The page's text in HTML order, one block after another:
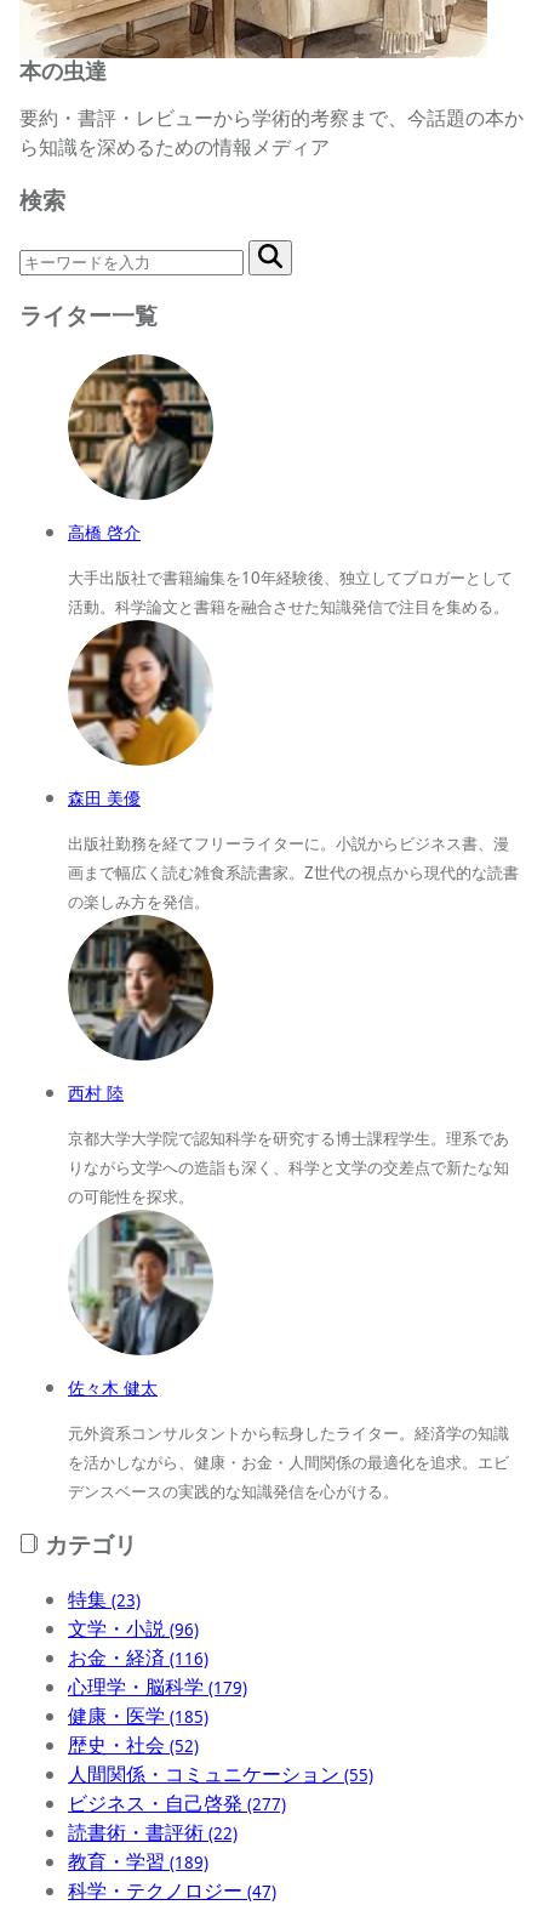
本の虫達
要約・書評・レビューから学術的考察まで、今話題の本か
ら知識を深めるための情報メディア
検索
ライター一覧
高橋 啓介
大手出版社で書籍編集を10年経験後、独立してブロガーとして
活動。科学論文と書籍を融合させた知識発信で注目を集める。
森田 美優
出版社勤務を経てフリーライターに。小説からビジネス書、漫
画まで幅広く読む雑食系読書家。Z世代の視点から現代的な読書
の楽しみ方を発信。
西村 陸
京都大学大学院で認知科学を研究する博士課程学生。理系であ
りながら文学への造詣も深く、科学と文学の交差点で新たな知
の可能性を探求。
佐々木 健太
元外資系コンサルタントから転身したライター。経済学の知識
を活かしながら、健康・お金・人間関係の最適化を追求。エビ
デンスベースの実践的な知識発信を心がける。
カテゴリ
特集 (23)
文学・小説 (96)
お金・経済 (116)
心理学・脳科学 (179)
健康・医学 (185)
歴史・社会 (52)
人間関係・コミュニケーション (55)
ビジネス・自己啓発 (277)
読書術・書評術 (22)
教育・学習 (189)
科学・テクノロジー (47)